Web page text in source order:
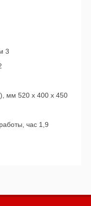
3
мм 520 x 400 x 450
час 1,9